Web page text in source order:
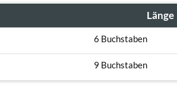
Länge
6 Buchstaben
9 Buchstaben